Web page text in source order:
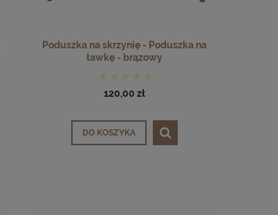
Poduszka na skrzynię - Poduszka na
ławkę - brązowy
120,00 zł
DO KOSZYKA